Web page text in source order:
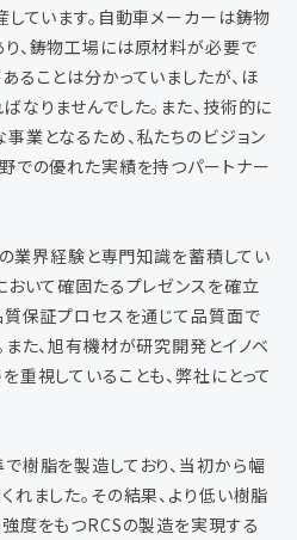
ています。自動車メーカーは鋳物
、鋳物工場には原材料が必要で
ることは分かっていましたが、ほ
なりませんでした。また、技術的に
業となるため、私たちのビジョン
での優れた実績を持つパートナー
業界経験と専門知識を蓄積してい
おいて確固たるプレゼンスを確立
質保証プロセスを通じて品質面で
また、旭有機材が研究開発とイノベ
重視していることも、弊社にとって
樹脂を製造しており、当初から幅
れました。その結果、より低い樹脂
度をもつRCSの製造を実現する